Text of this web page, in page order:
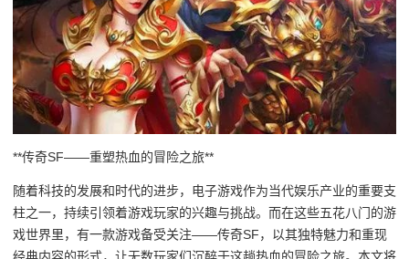
**传奇SF——重塑热血的冒险之旅**
随着科技的发展和时代的进步，电子游戏作为当代娱乐产业的重要支
柱之一，持续引领着游戏玩家的兴趣与挑战。而在这些五花八门的游
戏世界里，有一款游戏备受关注——传奇SF，以其独特魅力和重现
经典内容的形式，让无数玩家们沉醉于这趟热血的冒险之旅。本文将